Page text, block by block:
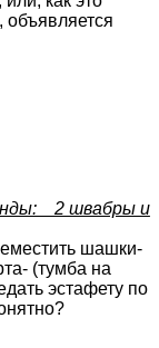
объявляется
2 швабры и
шашки-
(тумба на
эстафету по